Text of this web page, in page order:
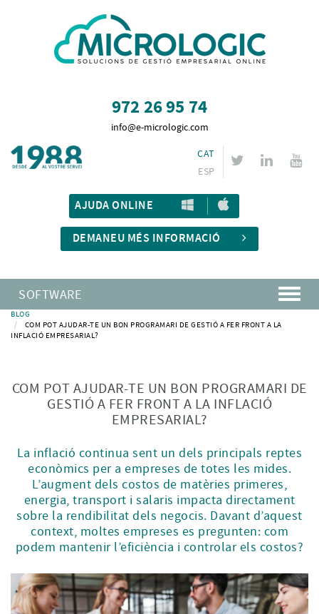
972 26 95 74
info@e-micrologic.com
CAT
ESP
AJUDA ONLINE
DEMANEU MÉS INFORMACIÓ
SOFTWARE
BLOG
COM POT AJUDAR-TE UN BON PROGRAMARI DE GESTIÓ A FER FRONT A LA
INFLACIÓ EMPRESARIAL?
COM POT AJUDAR-TE UN BON PROGRAMARI DE
GESTIÓ A FER FRONT A LA INFLACIÓ
EMPRESARIAL?
La inflació continua sent un dels principals reptes
econòmics per a empreses de totes les mides.
L’augment dels costos de matèries primeres,
energia, transport i salaris impacta directament
sobre la rendibilitat dels negocis. Davant d’aquest
context, moltes empreses es pregunten: com
podem mantenir l’eficiència i controlar els costos?